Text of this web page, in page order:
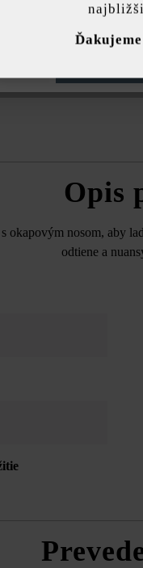
Opis
okapovým nosom, aby
odtiene a
používa súbory cookie, aby